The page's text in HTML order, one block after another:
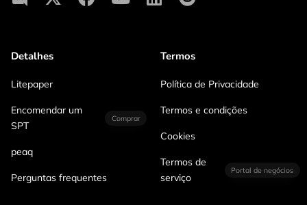
Detalhes
Litepaper
Encomendar um
SPT
Comprar
peaq
Perguntas frequentes
Termos
Política de Privacidade
Termos e condições
Cookies
Termos de
serviço
Portal de negócios